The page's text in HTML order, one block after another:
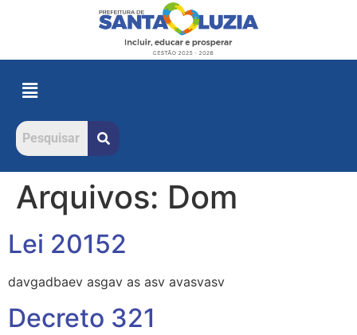
Arquivos: Dom
Lei 20152
davgadbaev asgav as asv avasvasv
Decreto 321